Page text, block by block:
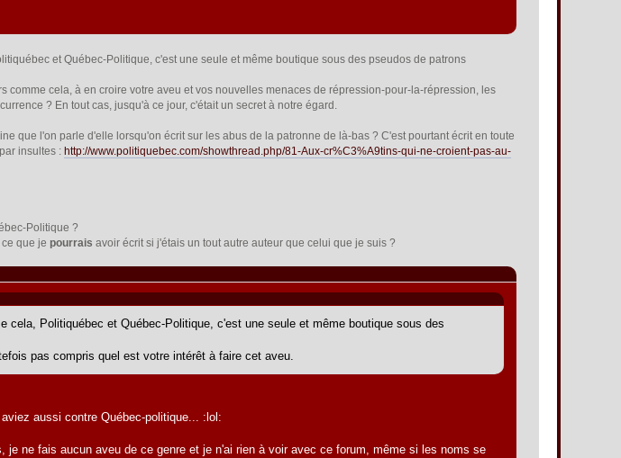
et Québec-Politique, c'est une seule et même boutique sous des pseudos de patrons
comme cela, à en croire votre aveu et vos nouvelles menaces de répression-pour-la-répression, les
? En tout cas, jusqu'à ce jour, c'était un secret à notre égard.
que l'on parle d'elle lorsqu'on écrit sur les abus de la patronne de là-bas ? C'est pourtant écrit en toute
insultes : http://www.politiquebec.com/showthread.php/81-Aux-cr%C3%A9tins-qui-ne-croient-pas-au-
Politique ?
que je pourrais avoir écrit si j'étais un tout autre auteur que celui que je suis ?
cela, Politiquébec et Québec-Politique, c'est une seule et même boutique sous des
pas compris quel est votre intérêt à faire cet aveu.
aussi contre Québec-politique... :lol:
ne fais aucun aveu de ce genre et je n'ai rien à voir avec ce forum, même si les noms se